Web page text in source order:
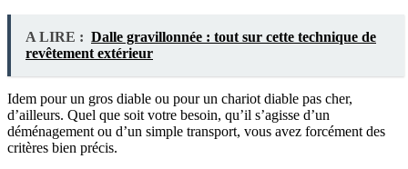
A LIRE : Dalle gravillonnée : tout sur cette technique de
revêtement extérieur
Idem pour un gros diable ou pour un chariot diable pas cher,
d’ailleurs. Quel que soit votre besoin, qu’il s’agisse d’un
déménagement ou d’un simple transport, vous avez forcément des
critères bien précis.